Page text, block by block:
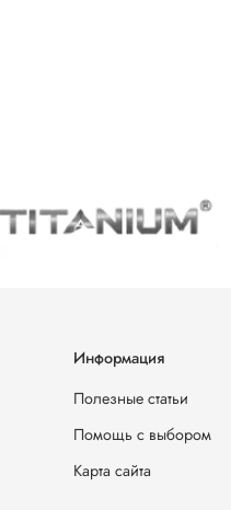
Информация
Полезные статьи
Помощь с выбором
Карта сайта